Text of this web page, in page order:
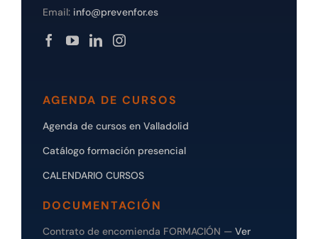
Email: info@prevenfor.es
AGENDA DE CURSOS
Agenda de cursos en Valladolid
Catálogo formación presencial
CALENDARIO CURSOS
DOCUMENTACIÓN
Contrato de encomienda FORMACIÓN — Ver